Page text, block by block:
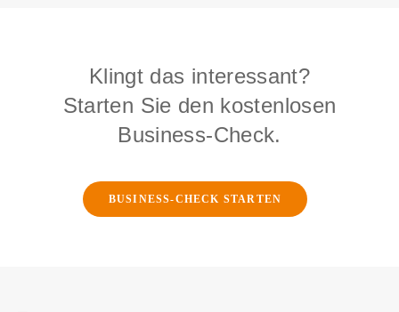
Klingt das interessant?
Starten Sie den kostenlosen
Business-Check.
BUSINESS-CHECK STARTEN